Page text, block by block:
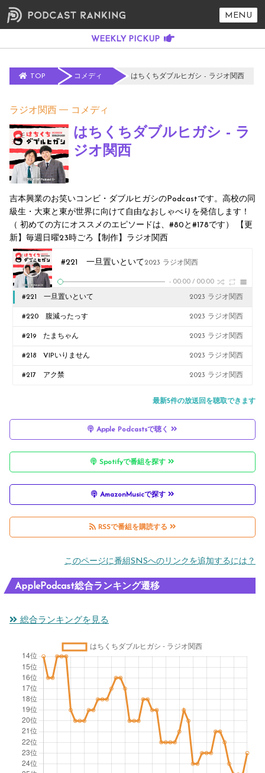
MENU
TOP コメディ はちくちダブルヒガシ - ラジオ関西
ラジオ関西 コメディ
はちくちダブルヒガシ - ラ
ジオ関西
吉本興業のお笑いコンビ・ダブルヒガシのPodcastです。高校の同
級生・大東と東が世界に向けて自由なおしゃべりを発信します！
（ 初めての方にオススメのエピソードは、#80と#178です） 【更
新】毎週日曜23時ごろ【制作】ラジオ関西
#221 一旦置いといて2023 ラジオ関西
- 00:00 / 00:00
#221 一旦置いといて 2023 ラジオ関西
#220 腹減ったっす 2023 ラジオ関西
#219 たまちゃん 2023 ラジオ関西
#218 VIPいりません 2023 ラジオ関西
#217 アク禁 2023 ラジオ関西
最新5件の放送回を聴取できます
Apple Podcastsで聴く
Spotifyで番組を探す
AmazonMusicで探す
RSSで番組を購読する
このページに番組SNSへのリンクを追加するには？
ApplePodcast総合ランキング遷移
総合ランキングを見る